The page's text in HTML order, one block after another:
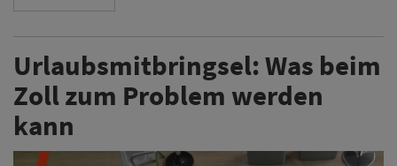
Urlaubsmitbringsel: Was beim
Zoll zum Problem werden
kann